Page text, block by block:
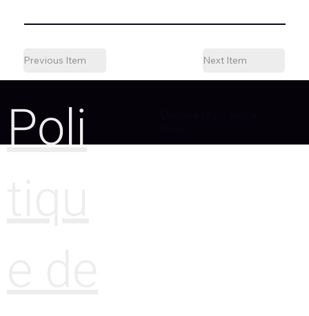
Previous Item Next Item
Poli